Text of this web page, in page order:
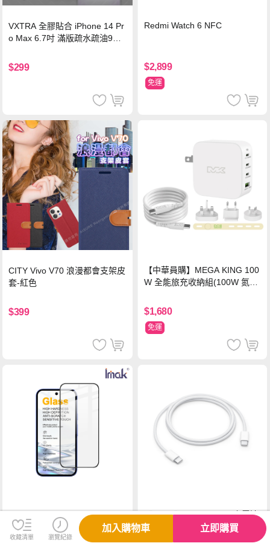
VXTRA 全膠貼合 iPhone 14 Pr
o Max 6.7吋 滿版疏水疏油9H
$299
Redmi Watch 6 NFC
$2,899
免運
CITY Vivo V70 浪漫都會支架皮
套-紅色
$399
【中華員購】MEGA KING 100
W 全能旅充收納組(100W 氮化
萬國轉接器)
$1,680
免運
Imak 艾美克 Google Pixel 10a
鋼化玻璃貼(黑邊)(可指紋解鎖)
【Apple】 60W USB-C 充電連
接線 (1 公尺) 2024
收藏清單 瀏覽紀錄
加入購物車 立即購買